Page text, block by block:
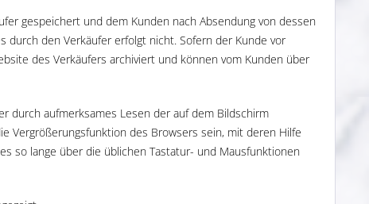
gespeichert und dem Kunden nach Absendung von dessen
durch den Verkäufer erfolgt nicht. Sofern der Kunde vor
des Verkäufers archiviert und können vom Kunden über
durch aufmerksames Lesen der auf dem Bildschirm
Vergrößerungsfunktion des Browsers sein, mit deren Hilfe
so lange über die üblichen Tastatur- und Mausfunktionen